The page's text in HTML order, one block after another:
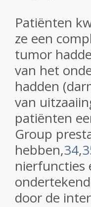
Patiënten
ze een
tumor
van het
hadden
van
patiënten
Group
hebben,34,
nierfuncties
door de